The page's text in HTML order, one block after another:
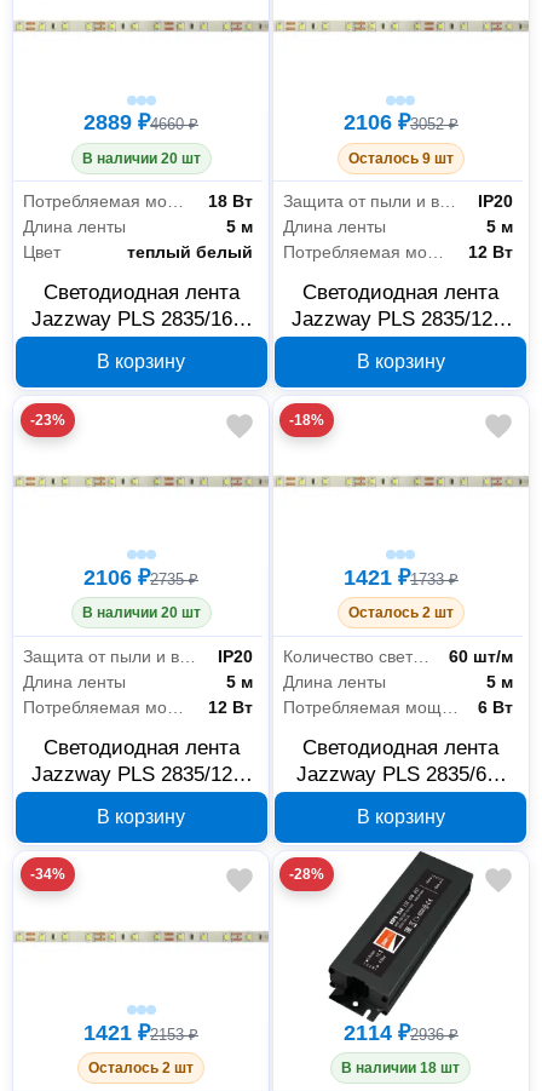
2889 ₽4660 ₽
В наличии 20 шт
Потребляемая мощность на 1 метр
18 Вт
Длина ленты
5 м
Цвет
теплый белый
Светодиодная лента
Jazzway PLS 2835/168-
5 м 5015739
В корзину
2106 ₽3052 ₽
Осталось 9 шт
Защита от пыли и влаги
IP20
Длина ленты
5 м
Потребляемая мощность на 1 метр
12 Вт
Светодиодная лента
Jazzway PLS 2835/120-
IP20 5 м 5015715
В корзину
-23%
2106 ₽2735 ₽
В наличии 20 шт
IP20
Длина ленты
5 м
12 Вт
Светодиодная лента
Jazzway PLS 2835/120-
5 м 5015678
В корзину
-18%
1421 ₽1733 ₽
Осталось 2 шт
Количество светодиодов
60 шт/м
Длина ленты
5 м
6 Вт
Светодиодная лента
Jazzway PLS 2835/60-
IP20 5 м 5015654
В корзину
-34%
1421 ₽2153 ₽
Осталось 2 шт
-28%
2114 ₽2936 ₽
В наличии 18 шт